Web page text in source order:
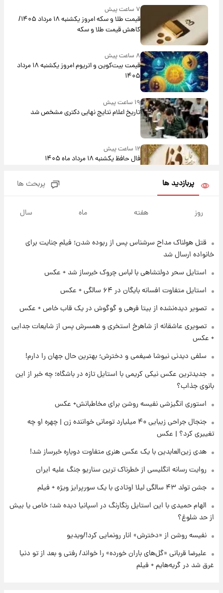
قیمت طلا و سکه امروز یکشنبه ۱۸ مرداد ۱۴۰۵/
کاهش قیمت طلا و سکه
۸ ساعت پیش
قیمت بیت‌کوین و اتریوم امروز یکشنبه ۱۸ مرداد
۱۴۰۵
۱۹ ساعت پیش
تاریخ اعلام نتایج نهایی دکتری مشخص شد
۱۲ ساعت پیش
فال حافظ یکشنبه ۱۸ مرداد ماه ۱۴۰۵
۱۴ ساعت پیش
۲۱ ساعت پیش
جدول
جهانی در آمریکا + فیلم
انقلاب/ویدیو
پربازدید ها پربحث ها
روز هفته ماه سال
قتل هولناک مداح سرشناس پس از ربوده شدن؛ فیلم جنایت برای
خانواده ارسال شد
استایل سحر دولتشاهی با لباس چروک خبرساز شد + عکس
استایل متفاوت افسانه بایگان در ۶۴ سالگی + عکس
تصویر دیده‌نشده از بیتا فرهی و گوگوش در یک قاب خاص + عکس
تصویری عاشقانه از شاهرخ استخری و همسرش پس از شایعات جدایی
+ عکس
سلفی دیدنی نیوشا ضیغمی و دخترش؛ بهترین حال جهان را دارم!
جدیدترین عکس نیکی کریمی با استایل تازه در باشگاه؛ چه خبر از این
بانوی جذاب؟
استوری انگیزشی نفیسه روشن برای مخاطبانش+ عکس
جنجال جراحی زیبایی ۴۰ میلیارد تومانی خواننده زن | چهره او چه
تغییری کرد؟ | عکس
هدی زین‌العابدین با یک عکس هنری متفاوت دوباره خبرساز شد!
روایت رسانه انگلیسی از خطرناک ترین سناریو جنگ علیه ایران
جشن تولد ۴۳ سالگی لیلا اوتادی با یک سورپرایز ویژه + فیلم
الهام حمیدی با این استایل رنگارنگ در اسپانیا دیده شد؛ خاص یا بیش
از حد شلوغ؟
نفیسه روشن از «دخترش» انار رونمایی کرد!/ویدیو
علیرضا قربانی «گل‌های باران خورده» را خواند/ رفتی و بعد از تو دنیا
غرق شد در گریه‌هایم + فیلم